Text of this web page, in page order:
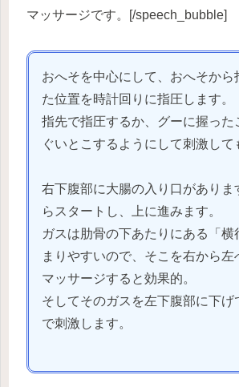
マッサージです。[/speech_bubble]
おへそを中心にして、おへそから
た位置を時計回りに指圧します。
指先で指圧するか、グーに握った
ぐいとこするようにして刺激して
右下腹部に大腸の入り口がありま
らスタートし、上に進みます。
ガスは肋骨の下あたりにある「横
まりやすいので、そこを右から左
マッサージすると効果的。
そしてそのガスを左下腹部に下げ
で刺激します。